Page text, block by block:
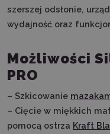
szerszej odsłonie,
wydajność oraz
Możliwości
PRO
– Szkicowanie
– Cięcie w miękkich
pomocą ostrza Kraft